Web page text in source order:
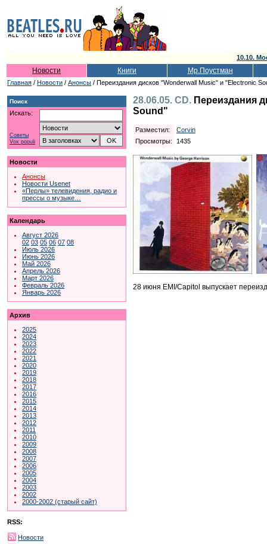
10.10.
Новости Книги Мр.Поустман
Главная / Новости / Анонсы / Переиздания дисков "Wonderwall Music" и "Electronic
Поиск
Искать:
Советы
Vox populi
Новости
Анонсы
Новости Usenet
«Перлы» телевидения, радио и
прессы о музыке…
Календарь
Август 2026
02 03 05 06 07 08
Июль 2026
Июнь 2026
Май 2026
Апрель 2026
Март 2026
Февраль 2026
Январь 2026
Архив
2025
2024
2023
2022
2021
2020
2019
2018
2017
2016
2015
2014
2013
2012
2011
2010
2009
2008
2007
2006
2005
2004
2003
2002
2000-2002 (старый сайт)
RSS:
Новости
28.06.05. CD. Переиздания
Sound"
Разместил:
Corvin
Просмотры:
1435
28 июня EMI/Capitol выпускает